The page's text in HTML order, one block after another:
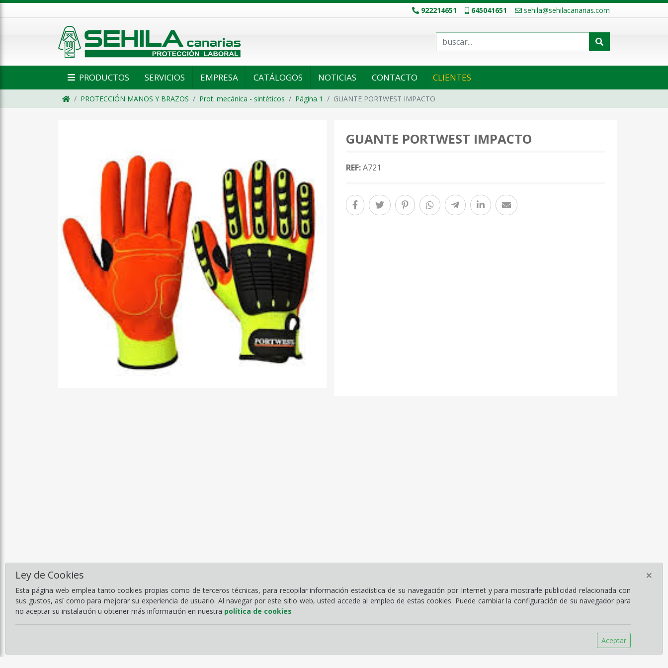
Ley de Cookies
Esta página web emplea tanto cookies propias como de terceros técnicas, para recopilar información estadística de su navegación por Internet y para mostrarle publicidad relacionada con
sus gustos, así como para mejorar su experiencia de usuario. Al navegar por este sitio web, usted accede al empleo de estas cookies. Puede cambiar la configuración de su navegador para
no aceptar su instalación u obtener más información en nuestra política de cookies
Aceptar
×
922214651 645041651 sehila@sehilacanarias.com
PRODUCTOS SERVICIOS EMPRESA CATÁLOGOS NOTICIAS CONTACTO CLIENTES
PROTECCIÓN MANOS Y BRAZOS Prot. mecánica - sintéticos Página 1 GUANTE PORTWEST IMPACTO
GUANTE PORTWEST IMPACTO
REF:A721